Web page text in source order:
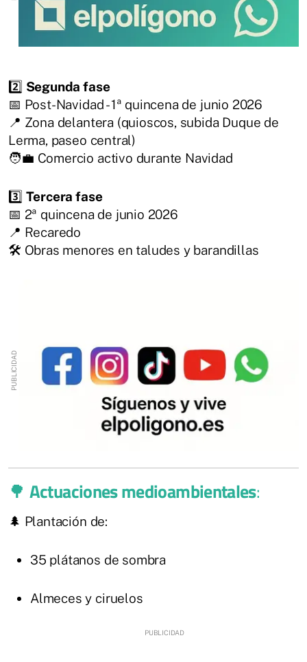
2️⃣ Segunda fase
📅 Post-Navidad - 1ª quincena de junio 2026
📍 Zona delantera (quioscos, subida Duque de
Lerma, paseo central)
🧑‍💼 Comercio activo durante Navidad
3️⃣ Tercera fase
📅 2ª quincena de junio 2026
📍 Recaredo
🛠️ Obras menores en taludes y barandillas
🌳 Actuaciones medioambientales:
🌲 Plantación de:
35 plátanos de sombra
Almeces y ciruelos